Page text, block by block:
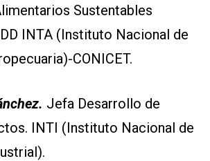
Sustentables
INTA (Instituto Nacional de
CONICET.
Jefa Desarrollo de
INTI (Instituto Nacional de